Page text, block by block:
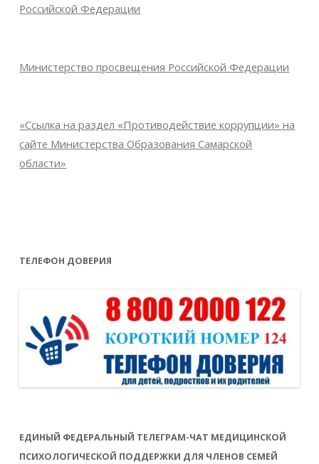
Российской Федерации
Министерство просвещения Российской Федерации
«Ссылка на раздел «Противодействие коррупции» на
сайте Министерства Образования Самарской
области»
ТЕЛЕФОН ДОВЕРИЯ
ЕДИНЫЙ ФЕДЕРАЛЬНЫЙ ТЕЛЕГРАМ-ЧАТ МЕДИЦИНСКОЙ
ПСИХОЛОГИЧЕСКОЙ ПОДДЕРЖКИ ДЛЯ ЧЛЕНОВ СЕМЕЙ